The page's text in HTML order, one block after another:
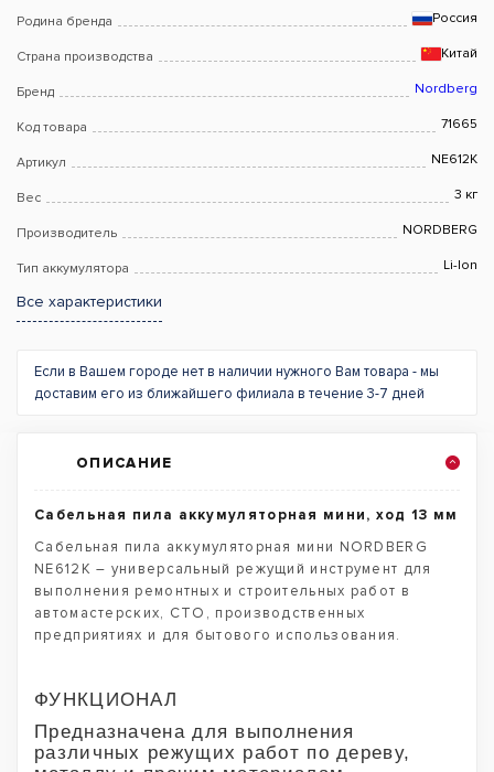
Родина бренда Россия
Страна производства Китай
Бренд Nordberg
Код товара 71665
Артикул NE612K
Вес 3 кг
Производитель NORDBERG
Тип аккумулятора Li-Ion
Все характеристики
Если в Вашем городе нет в наличии нужного Вам товара - мы
доставим его из ближайшего филиала в течение 3-7 дней
ОПИСАНИЕ
Сабельная пила аккумуляторная мини, ход 13 мм
Сабельная пила аккумуляторная мини NORDBERG
NE612K – универсальный режущий инструмент для
выполнения ремонтных и строительных работ в
автомастерских, СТО, производственных
предприятиях и для бытового использования.
ФУНКЦИОНАЛ
Предназначена для выполнения
различных режущих работ по дереву,